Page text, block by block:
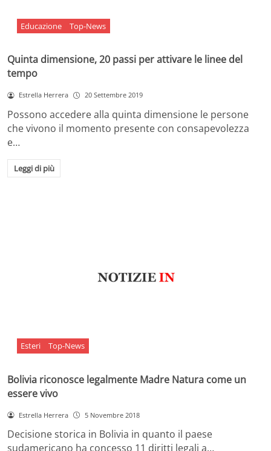
Educazione Top-News
Quinta dimensione, 20 passi per attivare le linee del
tempo
Estrella Herrera 20 Settembre 2019
Possono accedere alla quinta dimensione le persone
che vivono il momento presente con consapevolezza
e…
Leggi di più
Esteri Top-News
Bolivia riconosce legalmente Madre Natura come un
essere vivo
Estrella Herrera 5 Novembre 2018
Decisione storica in Bolivia in quanto il paese
sudamericano ha concesso 11 diritti legali a…